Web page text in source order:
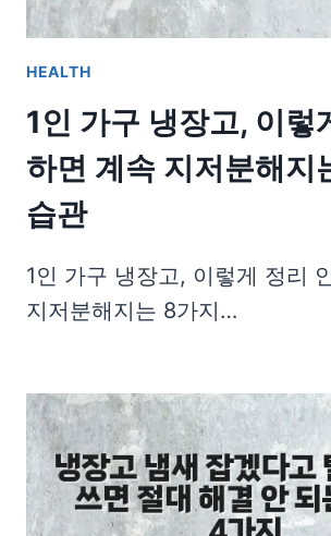
HEALTH
1인 가구 냉장고, 이렇
하면 계속 지저분해지
습관
1인 가구 냉장고, 이렇게 정리
지저분해지는 8가지…